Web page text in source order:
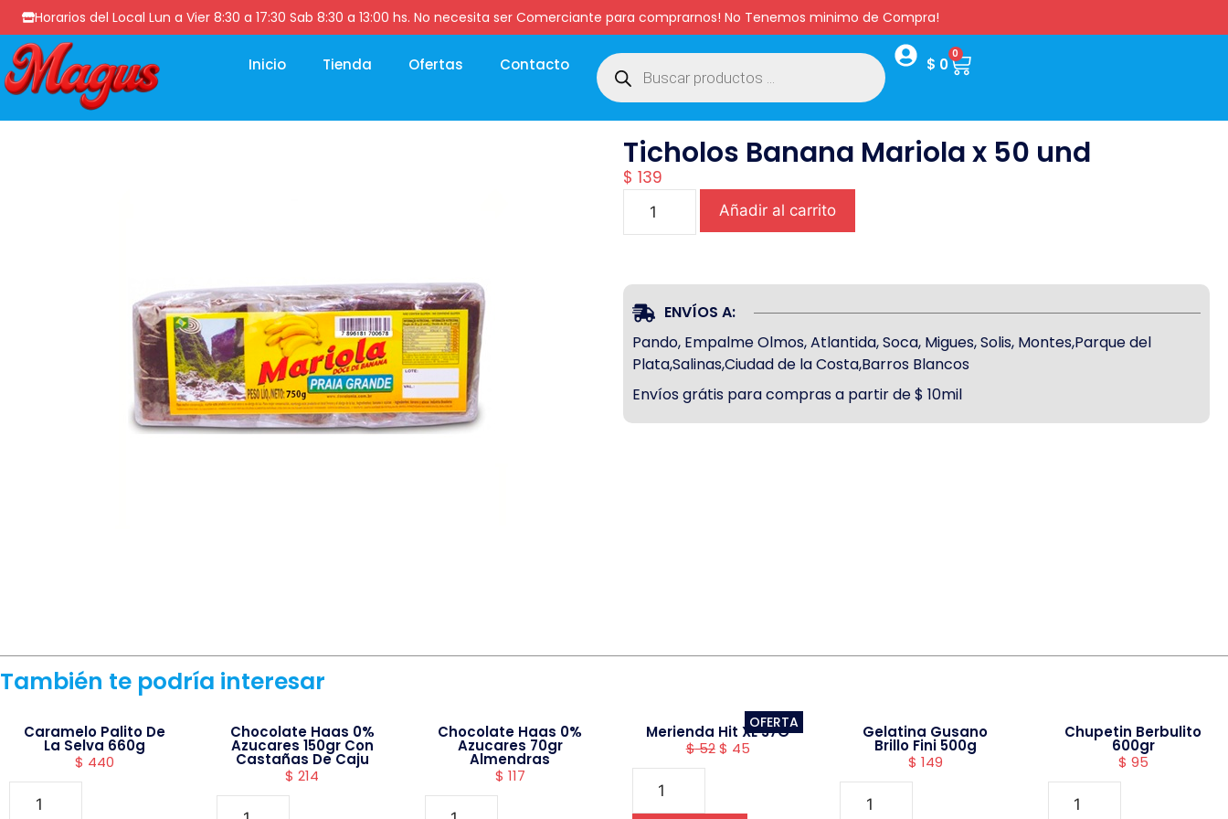
Horarios del Local Lun a Vier 8:30 a 17:30 Sab 8:30 a 13:00 hs. No necesita ser Comerciante para comprarnos! No Tenemos minimo de Compra!
Inicio Tienda Ofertas Contacto $ 0
0
Ticholos Banana Mariola x 50 und
$ 139
Añadir al carrito
ENVÍOS A:
Pando, Empalme Olmos, Atlantida, Soca, Migues, Solis, Montes,Parque del
Plata,Salinas,Ciudad de la Costa,Barros Blancos
Envíos grátis para compras a partir de $ 10mil
También te podría interesar
Caramelo Palito De
La Selva 660g
$ 440
Chocolate Haas 0%
Azucares 150gr Con
Castañas De Caju
$ 214
Chocolate Haas 0%
Azucares 70gr
Almendras
$ 117
OFERTA
Merienda Hit XL 37G
$52 $ 45
Gelatina Gusano
Brillo Fini 500g
$ 149
Chupetin Berbulito
600gr
$ 95